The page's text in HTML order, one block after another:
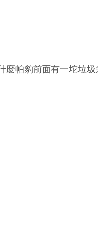
麼帕豹前面有一坨垃圾